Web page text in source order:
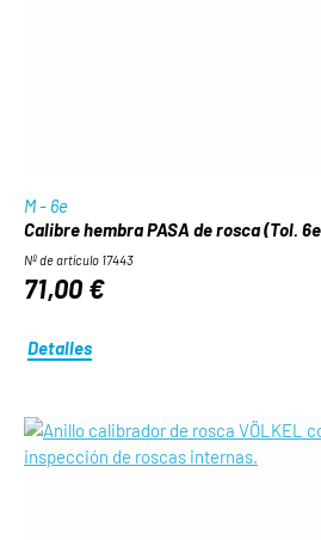
M - 6e
Calibre hembra PASA de rosca (Tol.
Nº de artículo 17443
71,00 €
Detalles